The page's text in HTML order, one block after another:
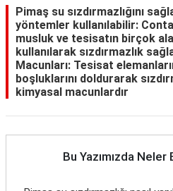
Hukuk
Blog
Pimaş su sızdırmazlığını
yöntemler kullanılabilir: Conta
musluk ve tesisatın birçok
kullanılarak sızdırmazlık
Macunları: Tesisat
boşluklarını doldurarak
kimyasal macunlardır
Bu Yazımızda Neler